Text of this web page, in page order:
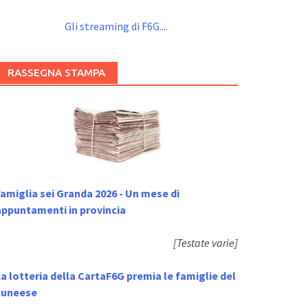
Gli streaming di F6G....
RASSEGNA STAMPA
sei Granda 2026 - Un mese di
in provincia
[Testate varie]
lotteria della CartaF6G premia le famiglie del